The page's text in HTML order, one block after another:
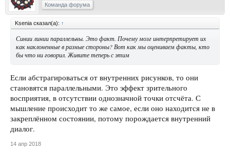
Команда форума
Ksenia сказал(а): ↑
Синии линии параллельны. Это факт. Почему мозг интерпретирует их
как наклоненные в разные стороны? Вот как мы оцениваем факты, кто
бы что ни говорил. Живите теперь с этим
Если абстрагироваться от внутренних рисунков, то они
становятся параллельными. Это эффект зрительного
восприятия, в отсутствии однозначной точки отсчёта. С
мышление происходит то же самое, если оно находится не в
закреплённом состоянии, потому порождается внутренний
диалог.
14 апр 2018